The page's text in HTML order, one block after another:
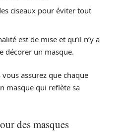
ciseaux pour éviter tout
est de mise et qu’il n’y a
décorer un masque.
assurez que chaque
masque qui reflète sa
des masques